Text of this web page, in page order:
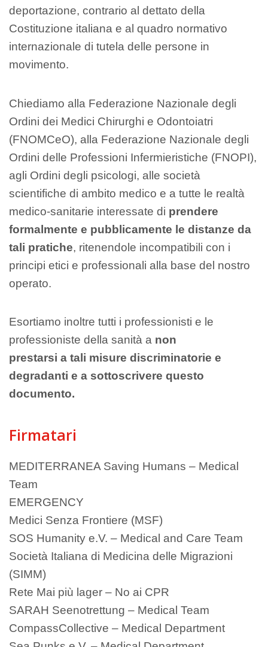
deportazione, contrario al dettato della
Costituzione italiana e al quadro normativo
internazionale di tutela delle persone in
movimento.
Chiediamo alla Federazione Nazionale degli
Ordini dei Medici Chirurghi e Odontoiatri
(FNOMCeO), alla Federazione Nazionale degli
Ordini delle Professioni Infermieristiche (FNOPI),
agli Ordini degli psicologi, alle società
scientifiche di ambito medico e a tutte le realtà
medico-sanitarie interessate di prendere
formalmente e pubblicamente le distanze da
tali pratiche, ritenendole incompatibili con i
principi etici e professionali alla base del nostro
operato.
Esortiamo inoltre tutti i professionisti e le
professioniste della sanità a non
prestarsi a tali misure discriminatorie e
degradanti e a sottoscrivere questo
documento.
Firmatari
MEDITERRANEA Saving Humans – Medical
Team
EMERGENCY
Medici Senza Frontiere (MSF)
SOS Humanity e.V. – Medical and Care Team
Società Italiana di Medicina delle Migrazioni
(SIMM)
Rete Mai più lager – No ai CPR
SARAH Seenotrettung – Medical Team
CompassCollective – Medical Department